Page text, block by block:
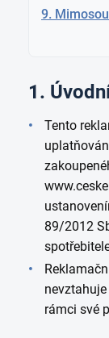
9.
1.
Tento
89/2012
rámci své